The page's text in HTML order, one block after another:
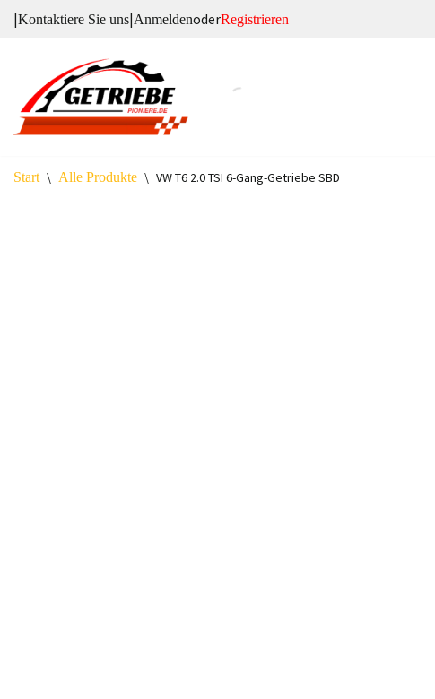
springen
|Kontaktiere Sie uns|AnmeldenoderRegistrieren
Start \ Alle Produkte \ VW T6 2.0 TSI 6-Gang-Getriebe SBD